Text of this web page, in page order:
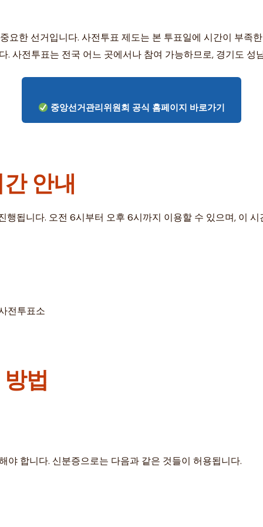
요한 선거입니다. 사전투표 제도는 본 투표일에 시간이 부족
사전투표는 전국 어느 곳에서나 참여 가능하므로, 경기도
중앙선거관리위원회 공식 홈페이지 바로가기
안내
됩니다. 오전 6시부터 오후 6시까지 이용할 수 있으며, 이
전투표소
법
합니다. 신분증으로는 다음과 같은 것들이 허용됩니다.